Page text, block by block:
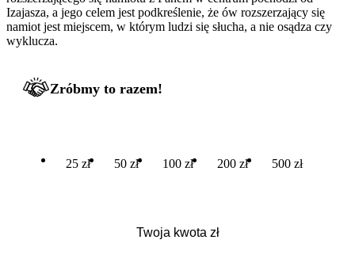
Izajasza, a jego celem jest podkreślenie, że ów rozszerzający się
namiot jest miejscem, w którym ludzi się słucha, a nie osądza czy
wyklucza.
Zróbmy to razem!
25 zł 50 zł 100 zł 200 zł 500 zł